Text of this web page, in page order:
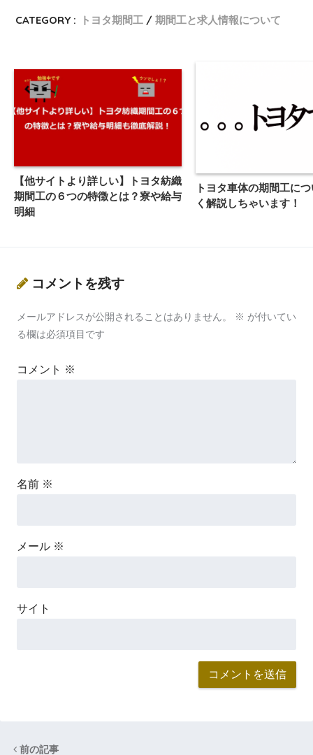
CATEGORY : トヨタ期間工 期間工と求人情報について
【他サイトより詳しい】トヨタ紡織
期間工の６つの特徴とは？寮や給与
明細
トヨタ車体の期間工に
く解説しちゃいます！
コメントを残す
メールアドレスが公開されることはありません。 ※ が付いてい
る欄は必須項目です
コメント ※
名前 ※
メール ※
サイト
前の記事